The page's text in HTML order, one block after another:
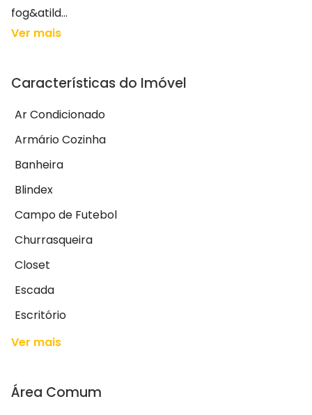
fog&atild...
Ver mais
Características do Imóvel
Ar Condicionado
Armário Cozinha
Banheira
Blindex
Campo de Futebol
Churrasqueira
Closet
Escada
Escritório
Ver mais
Área Comum